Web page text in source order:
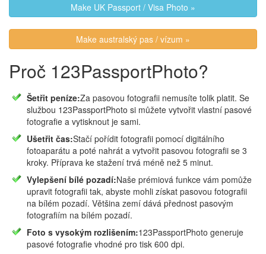
Make UK Passport / Visa Photo »
Make australský pas / vízum »
Proč 123PassportPhoto?
Šetřit peníze:Za pasovou fotografii nemusíte tolik platit. Se
službou 123PassportPhoto si můžete vytvořit vlastní pasové
fotografie a vytisknout je sami.
Ušetřit čas:Stačí pořídit fotografii pomocí digitálního
fotoaparátu a poté nahrát a vytvořit pasovou fotografii se 3
kroky. Příprava ke stažení trvá méně než 5 minut.
Vylepšení bílé pozadí:Naše prémiová funkce vám pomůže
upravit fotografii tak, abyste mohli získat pasovou fotografii
na bílém pozadí. Většina zemí dává přednost pasovým
fotografiím na bílém pozadí.
Foto s vysokým rozlišením:123PassportPhoto generuje
pasové fotografie vhodné pro tisk 600 dpi.